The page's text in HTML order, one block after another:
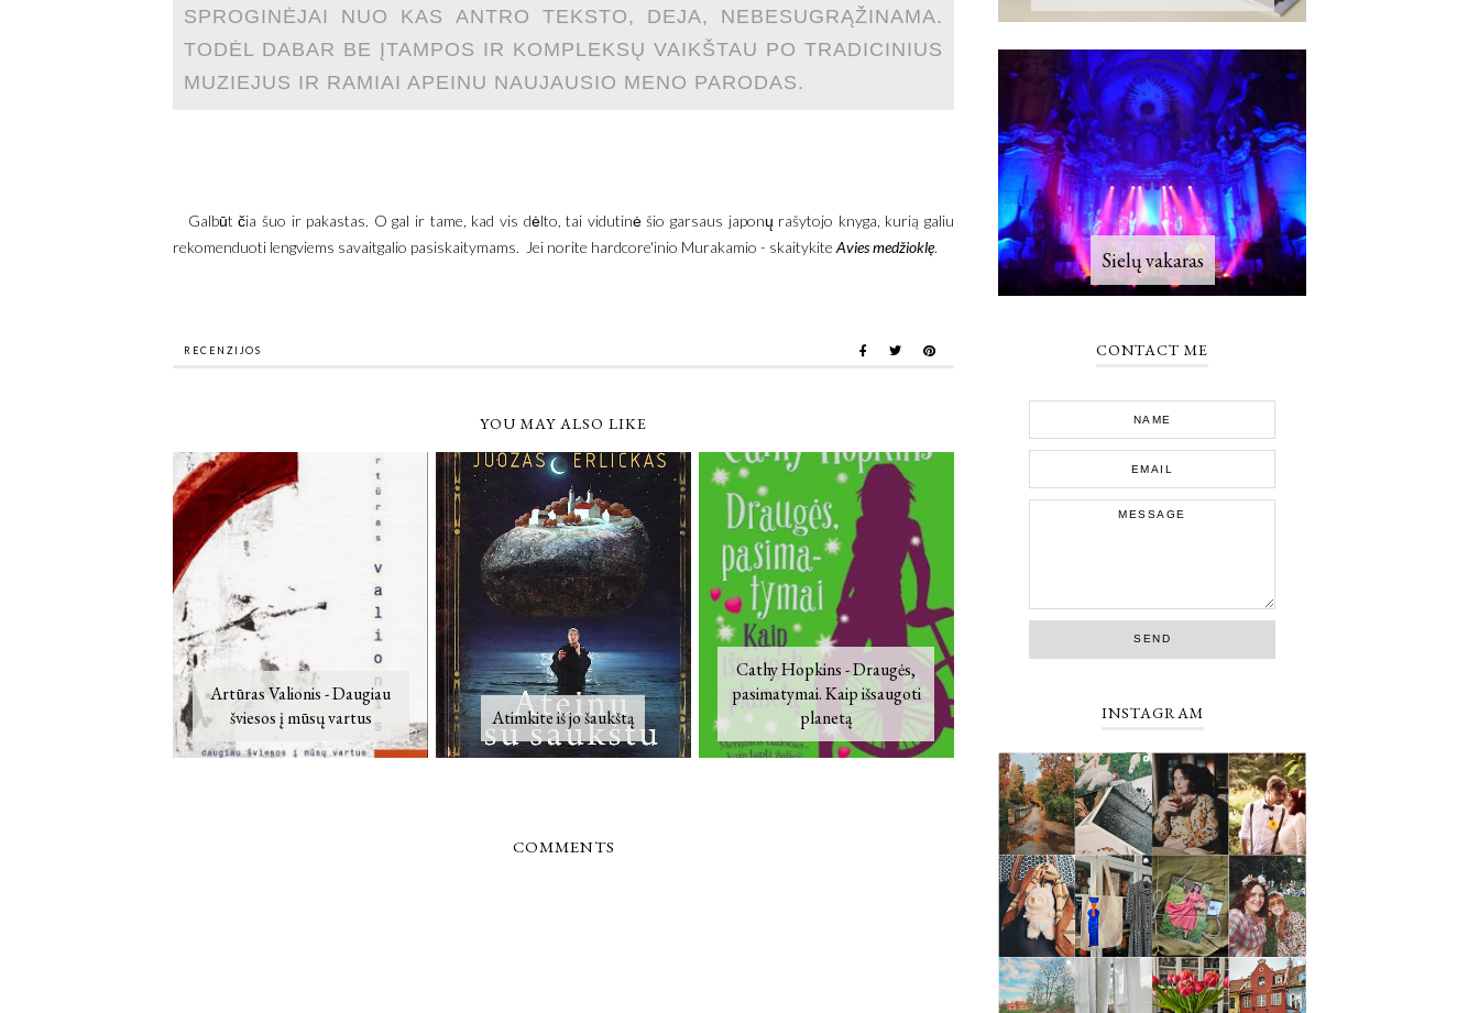
SPROGINĖJAI NUO KAS ANTRO TEKSTO, DEJA, NEBESUGRĄŽINAMA.
TODĖL DABAR BE ĮTAMPOS IR KOMPLEKSŲ VAIKŠTAU PO TRADICINIUS
MUZIEJUS IR RAMIAI APEINU NAUJAUSIO MENO PARODAS.
Galbūt čia šuo ir pakastas. O gal ir tame, kad vis dėlto, tai vidutinė šio garsaus japonų rašytojo knyga, kurią galiu
rekomenduoti lengviems savaitgalio pasiskaitymams. Jei norite hardcore'inio Murakamio - skaitykite Avies medžioklę.
RECENZIJOS
YOU MAY ALSO LIKE
Artūras Valionis - Daugiau
šviesos į mūsų vartus
Atimkite iš jo šaukštą
Cathy Hopkins - Draugės,
pasimatymai. Kaip išsaugoti
planetą
COMMENTS
Sielų vakaras
CONTACT ME
INSTAGRAM